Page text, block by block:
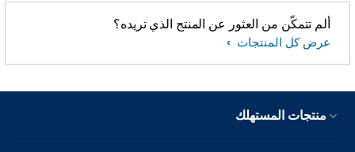
ألم تتمكّن من العثور عن المنتج الذي تريده؟
عرض كل المنتجات
منتجات المستهلك